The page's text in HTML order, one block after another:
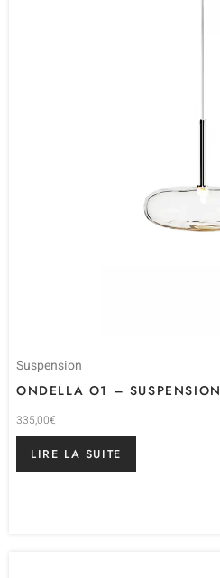
Suspension
ONDELLA O1 – SUSPENSION
335,00€
LIRE LA SUITE